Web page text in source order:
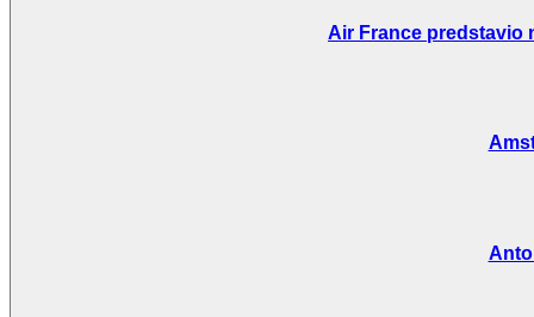
Air France predstavio